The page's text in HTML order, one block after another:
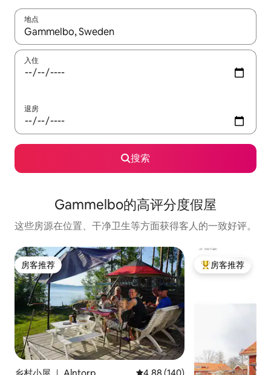
地点
如有搜索结果，请使用上下方向键查看，或通过点击或滑动手势
入住
退房
搜索
Gammelbo的高评分度假屋
这些房源在位置、干净卫生等方面获得客人的一致好评。
房客推荐
房客推荐 热门「房客推荐」
房客推荐